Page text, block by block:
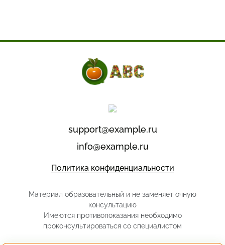
support@example.ru
info@example.ru
Политика конфиденциальности
Материал образовательный и не заменяет очную
консультацию
Имеются противопоказания необходимо
проконсультироваться со специалистом